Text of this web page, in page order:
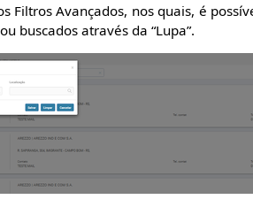
Filtros Avançados, nos quais, é
buscados através da “Lupa”.